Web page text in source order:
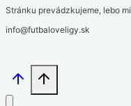
Stránku prevádzkujeme, lebo
info@futbaloveligy.sk